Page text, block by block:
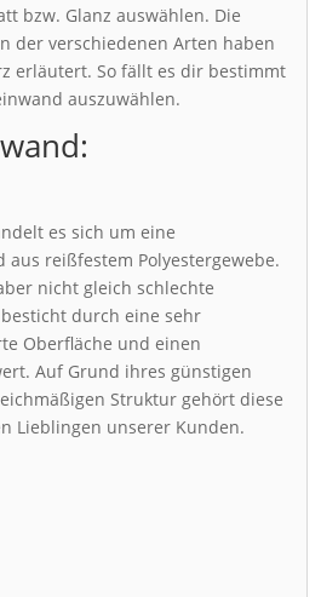
bzw. Glanz auswählen. Die
der verschiedenen Arten haben
erläutert. So fällt es dir bestimmt
auszuwählen.
es sich um eine
aus reißfestem Polyestergewebe.
nicht gleich schlechte
durch eine sehr
Oberfläche und einen
Auf Grund ihres günstigen
Struktur gehört diese
Lieblingen unserer Kunden.